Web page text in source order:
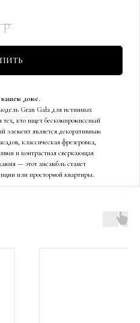
р.
вашем доме.
Gran Gala для истинных
тех, кто ищет бескомпромиссный
элемент является декоративным
классическая фрезеровка,
и контрастная сверкающая
— этот ансамбль станет
или просторной квартиры.